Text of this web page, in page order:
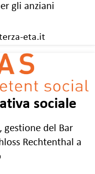
gli anziani
eta.it
sociale
del Bar
Rechtenthal a